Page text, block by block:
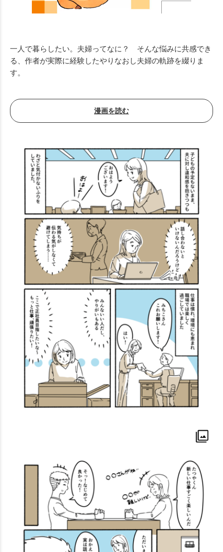
一人で暮らしたい。夫婦ってなに？ そんな悩みに共感でき
る、作者が実際に経験したやりなおし夫婦の軌跡を綴りま
す。
漫画を読む